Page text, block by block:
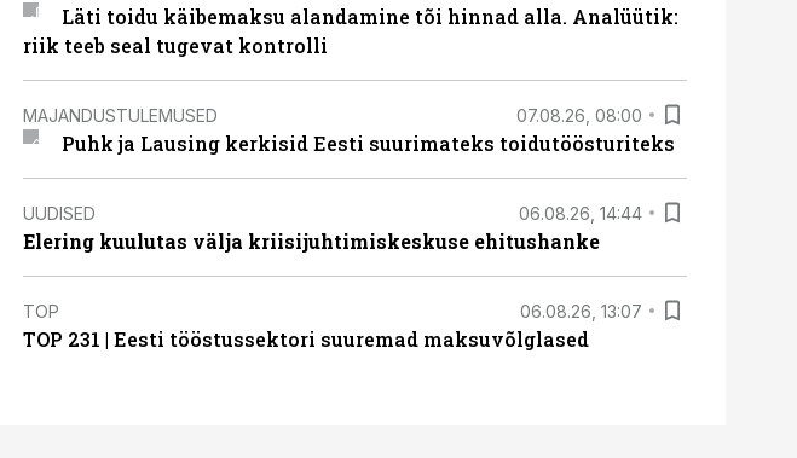
Läti toidu käibemaksu alandamine tõi hinnad alla. Analüütik:
riik teeb seal tugevat kontrolli
MAJANDUSTULEMUSED 07.08.26, 08:00
Puhk ja Lausing kerkisid Eesti suurimateks toidutöösturiteks
UUDISED 06.08.26, 14:44
Elering kuulutas välja kriisijuhtimiskeskuse ehitushanke
TOP 06.08.26, 13:07
TOP 231 | Eesti tööstussektori suuremad maksuvõlglased